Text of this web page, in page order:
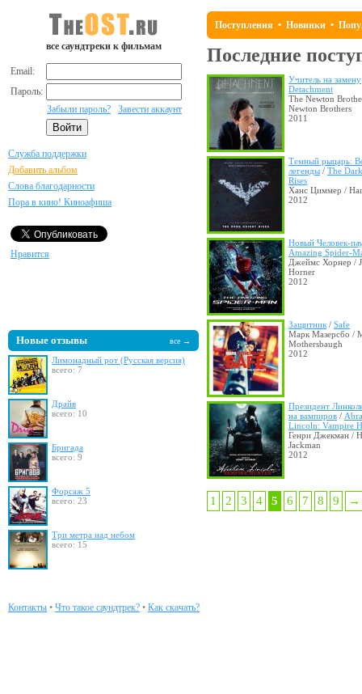
все саундтреки к фильмам
Email:
Пароль:
Забыли пароль?
Завести аккаунт
Служба поддержки
Добавить альбом
Слова благодарности
Пора в кино! Киноафиша
Нравится
Новые отзывы все →
Лимонадный рот (Русская версия)
всего: 7
Драйв
всего: 10
Бригада
всего: 9
Форсаж 5
всего: 23
Три метра над небом
всего: 15
Поступления • Новинки •
Последние
Учитель на замену
Detachment
The Newton
Newton Brothers
2011
Темный рыцарь:
легенды / The
Rises
Ханс Циммер /
2012
Новый Человек-
Amazing Spider-
Джеймс Хорнер /
Horner
2012
Защитник / Safe
Марк Мазерсбо /
Mothersbaugh
2012
Президент
на вампиров /
Lincoln: Vampire
Генри Джекман /
Jackman
2012
1 2 3 4 5 6 7 8 9 →
Контакты • Что такое саундтрек? • Как скачать?